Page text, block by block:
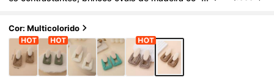
ns, festivais, uso diário e como presentes.
Cor: Multicolorido